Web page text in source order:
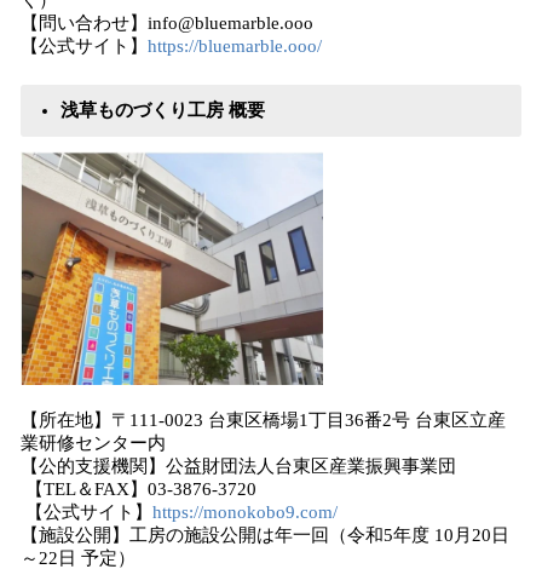
【問い合わせ】info@bluemarble.ooo
【公式サイト】 https://bluemarble.ooo/
浅草ものづくり工房 概要
【所在地】〒111-0023 台東区橋場1丁目36番2号 台東区立産
業研修センター内
【公的支援機関】公益財団法人台東区産業振興事業団
【TEL＆FAX】03-3876-3720
【公式サイト】 https://monokobo9.com/
【施設公開】工房の施設公開は年一回（令和5年度 10月20日
～22日 予定）